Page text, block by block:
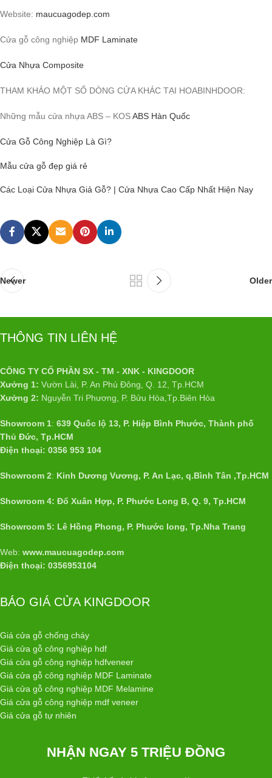
Website: maucuagodep.com
Cửa gỗ công nghiệp MDF Laminate
Cửa Nhựa Composite
THAM KHẢO MỘT SỐ DÒNG CỬA KHÁC TẠI HOABINHDOOR:
Những mẫu cửa nhựa ABS – KOSABS Hàn Quốc
Cửa Gỗ Công Nghiệp Là Gì?
Mẫu cửa gỗ đẹp giá rẻ
Các Loại Cửa Nhựa Giả Gỗ? | Cửa Nhựa Cao Cấp Nhất Hiện Nay
Newer Older
THÔNG TIN LIÊN HỆ
CÔNG TY CỔ PHẦN SX - TM - XNK - KINGDOOR
Xưởng 1: Vườn Lài, P. An Phú Đông, Q. 12, Tp.HCM
Xưởng 2: Nguyễn Tri Phương, P. Bửu Hòa,Tp.Biên Hòa
Showroom 1: 639 Quốc lộ 13, P. Hiệp Bình Phước, Thành phố
Thủ Đức, Tp.HCM
Điện thoại: 0356 953 104
Showroom 2: Kinh Dương Vương, P. An Lạc, q.Bình Tân ,Tp.HCM
Showroom 4: Đổ Xuân Hợp, P. Phước Long B, Q. 9, Tp.HCM
Showroom 5: Lê Hồng Phong, P. Phước long, Tp.Nha Trang
Web: www.maucuagodep.com
Điện thoại: 0356953104
BÁO GIÁ CỬA KINGDOOR
Giá cửa gỗ chống cháy
Giá cửa gỗ công nghiệp hdf
Giá cửa gỗ công nghiệp hdfveneer
Giá cửa gỗ công nghiệp MDF Laminate
Giá cửa gỗ công nghiệp MDF Melamine
Giá cửa gỗ công nghiệp mdf veneer
Giá cửa gỗ tự nhiên
NHẬN NGAY 5 TRIỆU ĐỒNG